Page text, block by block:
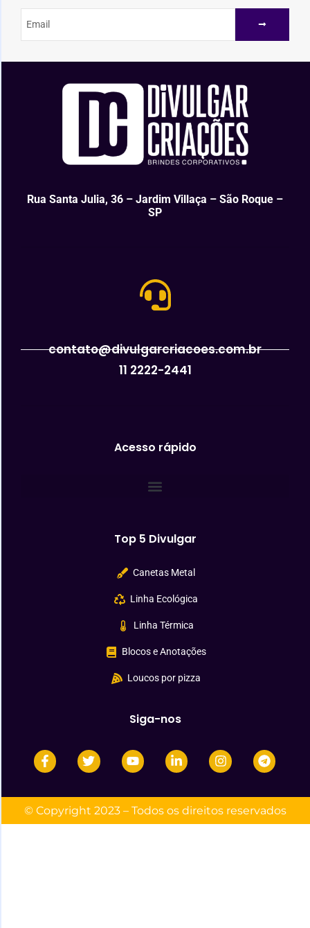
Rua Santa Julia, 36 – Jardim Villaça – São Roque –
SP
contato@divulgarcriacoes.com.br
11 2222-2441
Acesso rápido
Top 5 Divulgar
Canetas Metal
Linha Ecológica
Linha Térmica
Blocos e Anotações
Loucos por pizza
Siga-nos
© Copyright 2023 – Todos os direitos reservados